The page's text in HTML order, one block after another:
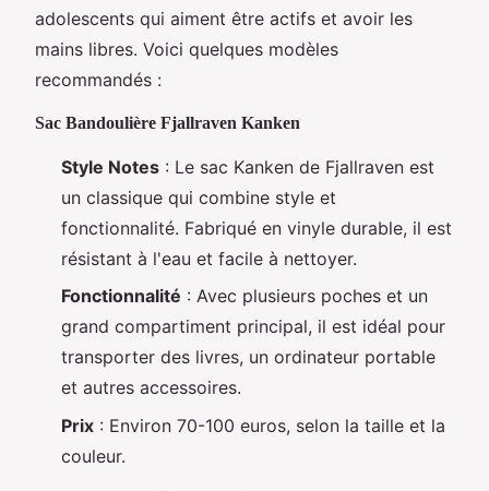
adolescents qui aiment être actifs et avoir les
mains libres. Voici quelques modèles
recommandés :
Sac Bandoulière Fjallraven Kanken
Style Notes : Le sac Kanken de Fjallraven est
un classique qui combine style et
fonctionnalité. Fabriqué en vinyle durable, il est
résistant à l'eau et facile à nettoyer.
Fonctionnalité : Avec plusieurs poches et un
grand compartiment principal, il est idéal pour
transporter des livres, un ordinateur portable
et autres accessoires.
Prix : Environ 70-100 euros, selon la taille et la
couleur.